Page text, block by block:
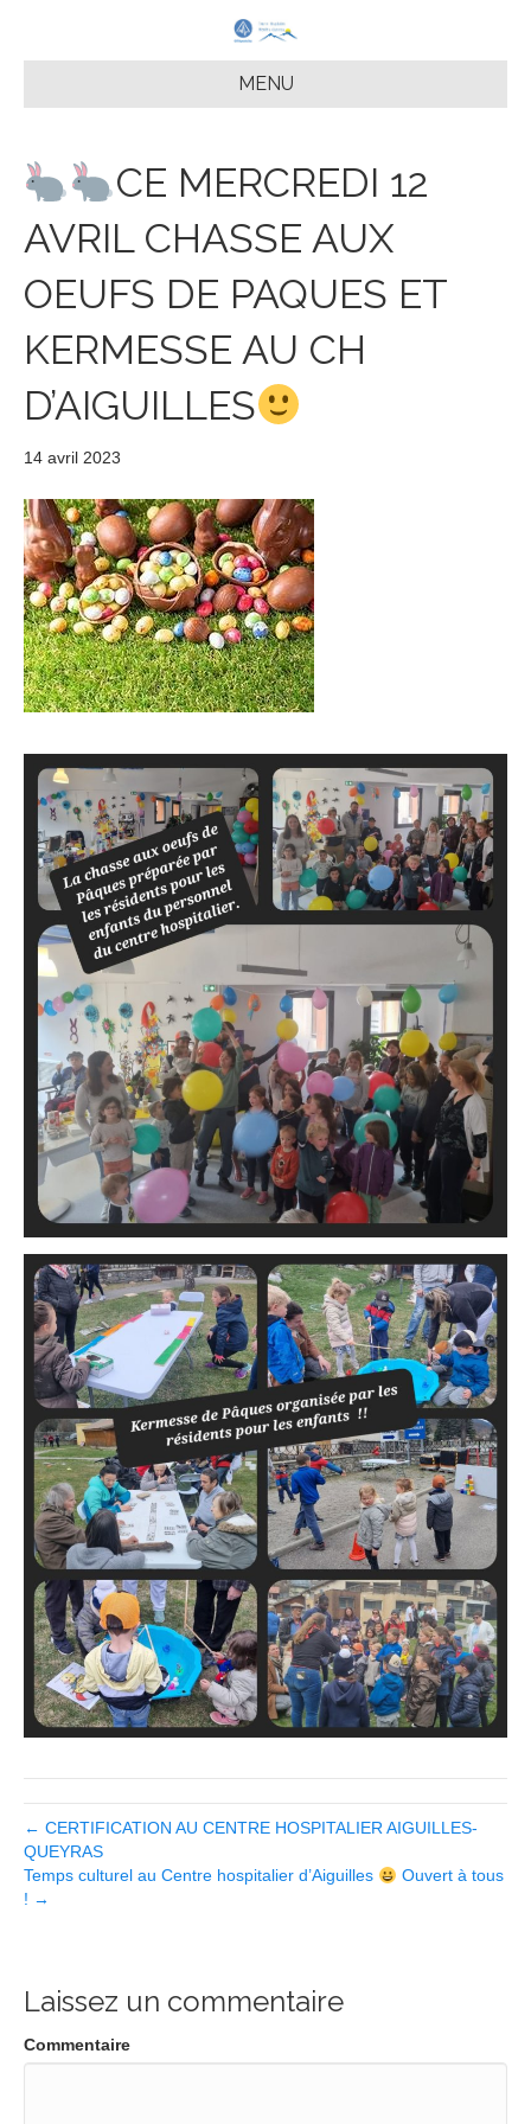
MENU
CE MERCREDI 12
AVRIL CHASSE AUX
OEUFS DE PAQUES ET
KERMESSE AU CH
D’AIGUILLES
14 avril 2023
← CERTIFICATION AU CENTRE HOSPITALIER AIGUILLES-
QUEYRAS
Temps culturel au Centre hospitalier d’Aiguilles
Ouvert à tous
! →
Laissez un commentaire
Commentaire